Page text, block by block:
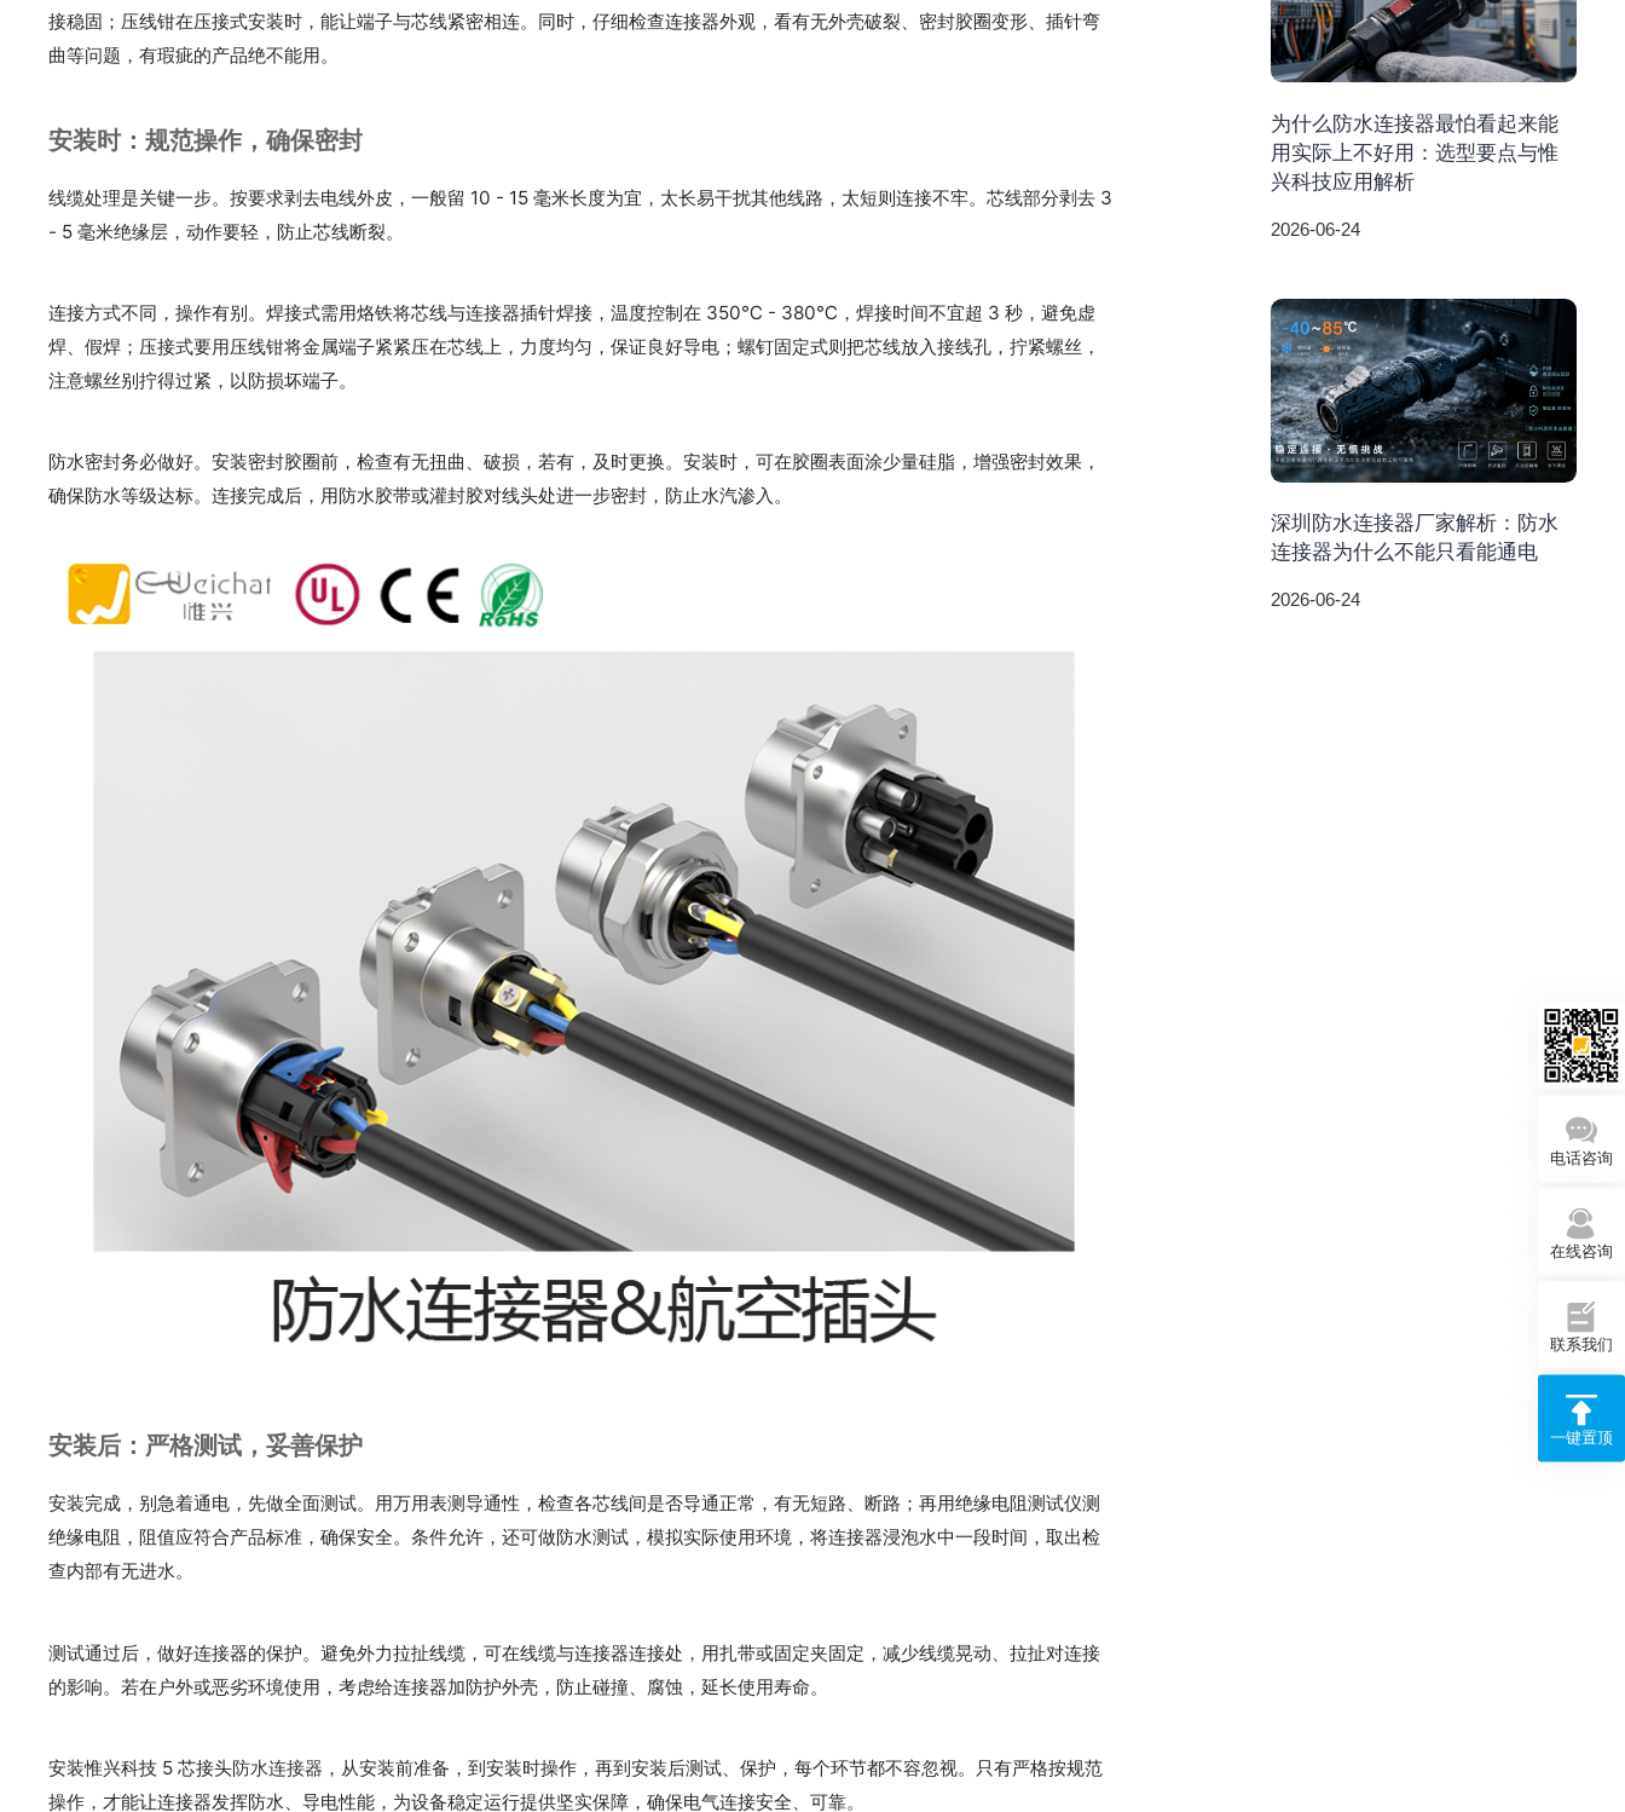
接稳固；压线钳在压接式安装时，能让端子与芯线紧密相连。同时，仔细检查连接器外观，看有无外壳破裂、密封胶圈变形、插针弯
曲等问题，有瑕疵的产品绝不能用。
安装时：规范操作，确保密封
线缆处理是关键一步。按要求剥去电线外皮，一般留 10 - 15 毫米长度为宜，太长易干扰其他线路，太短则连接不牢。芯线部分剥去 3
- 5 毫米绝缘层，动作要轻，防止芯线断裂。
连接方式不同，操作有别。焊接式需用烙铁将芯线与连接器插针焊接，温度控制在 350℃ - 380℃，焊接时间不宜超 3 秒，避免虚
焊、假焊；压接式要用压线钳将金属端子紧紧压在芯线上，力度均匀，保证良好导电；螺钉固定式则把芯线放入接线孔，拧紧螺丝，
注意螺丝别拧得过紧，以防损坏端子。
防水密封务必做好。安装密封胶圈前，检查有无扭曲、破损，若有，及时更换。安装时，可在胶圈表面涂少量硅脂，增强密封效果，
确保防水等级达标。连接完成后，用防水胶带或灌封胶对线头处进一步密封，防止水汽渗入。
安装后：严格测试，妥善保护
安装完成，别急着通电，先做全面测试。用万用表测导通性，检查各芯线间是否导通正常，有无短路、断路；再用绝缘电阻测试仪测
绝缘电阻，阻值应符合产品标准，确保安全。条件允许，还可做防水测试，模拟实际使用环境，将连接器浸泡水中一段时间，取出检
查内部有无进水。
测试通过后，做好连接器的保护。避免外力拉扯线缆，可在线缆与连接器连接处，用扎带或固定夹固定，减少线缆晃动、拉扯对连接
的影响。若在户外或恶劣环境使用，考虑给连接器加防护外壳，防止碰撞、腐蚀，延长使用寿命。
安装惟兴科技 5 芯接头防水连接器 ，从安装前准备，到安装时操作，再到安装后测试、保护，每个环节都不容忽视。只有严格按规范
操作，才能让连接器发挥防水、导电性能，为设备稳定运行提供坚实保障，确保电气连接安全、可靠。
为什么防水连接器最怕看起来能
用实际上不好用：选型要点与惟
兴科技应用解析
2026-06-24
深圳防水连接器厂家解析：防水
连接器为什么不能只看能通电
2026-06-24
电话咨询
在线咨询
联系我们
一键置顶